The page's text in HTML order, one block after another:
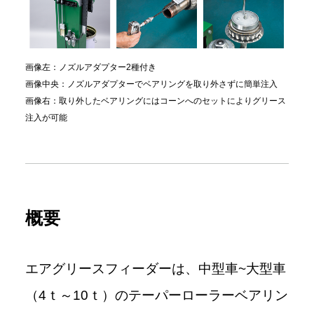
画像左：ノズルアダプター2種付き
画像中央：ノズルアダプターでベアリングを取り外さずに簡単注入
画像右：取り外したベアリングにはコーンへのセットによりグリース
注入が可能
概要
エアグリースフィーダーは、中型車~大型車
（4ｔ～10ｔ）のテーパーローラーベアリン